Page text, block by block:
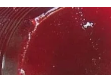
ಈ ಅಪಾಯ ಕಡಿಮೆ
2-ಪಿನ್ ಪ್ಲಗ್ ಸಾಕಾಗುತ್ತದೆ.